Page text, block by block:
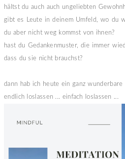
hältst du auch auch ungeliebten
gibt es Leute in deinem Umfeld, wo du
du aber nicht weg kommst von ihnen?
hast du Gedankenmuster, die immer
dass du sie nicht brauchst?
dann hab ich heute ein ganz
endlich loslassen ... einfach loslassen ...